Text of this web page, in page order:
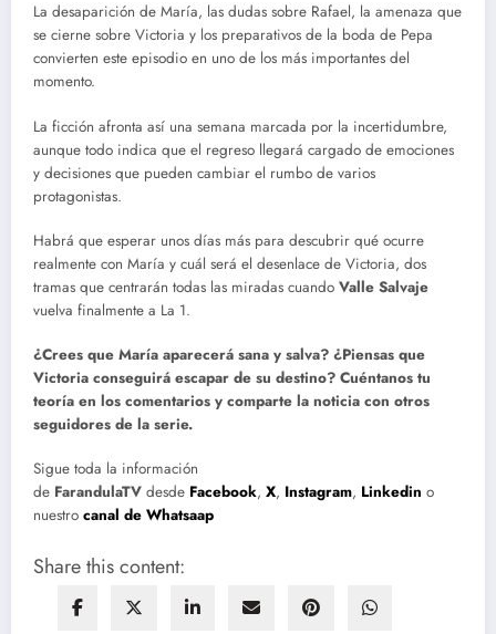
La desaparición de María, las dudas sobre Rafael, la amenaza que
se cierne sobre Victoria y los preparativos de la boda de Pepa
convierten este episodio en uno de los más importantes del
momento.
La ficción afronta así una semana marcada por la incertidumbre,
aunque todo indica que el regreso llegará cargado de emociones
y decisiones que pueden cambiar el rumbo de varios
protagonistas.
Habrá que esperar unos días más para descubrir qué ocurre
realmente con María y cuál será el desenlace de Victoria, dos
tramas que centrarán todas las miradas cuando Valle Salvaje
vuelva finalmente a La 1.
¿Crees que María aparecerá sana y salva? ¿Piensas que
Victoria conseguirá escapar de su destino? Cuéntanos tu
teoría en los comentarios y comparte la noticia con otros
seguidores de la serie.
Sigue toda la información
de FarandulaTV desde Facebook, X, Instagram, Linkedin o
nuestro canal de Whatsaap
Share this content: